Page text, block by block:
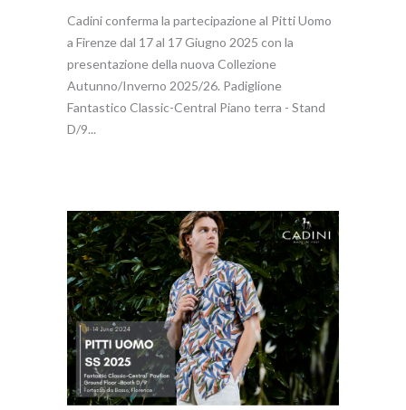
Cadini conferma la partecipazione al Pitti Uomo
a Firenze dal 17 al 17 Giugno 2025 con la
presentazione della nuova Collezione
Autunno/Inverno 2025/26. Padiglione
Fantastico Classic-Central Piano terra - Stand
D/9...